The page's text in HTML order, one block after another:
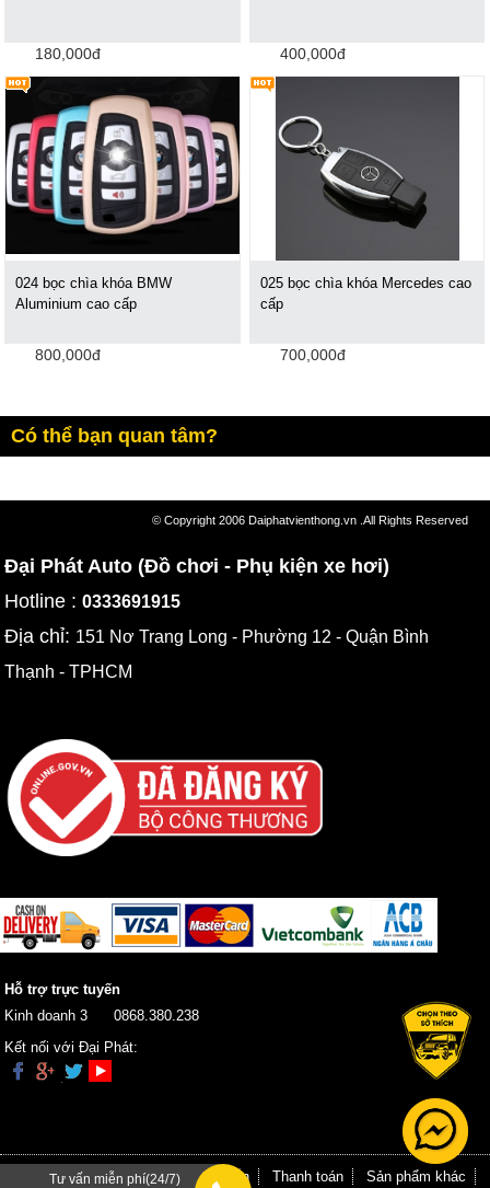
180,000đ 400,000đ
024 bọc chìa khóa BMW
Aluminium cao cấp
800,000đ
025 bọc chìa khóa Mercedes cao
cấp
700,000đ
Có thể bạn quan tâm?
© Copyright 2006 Daiphatvienthong.vn .All Rights Reserved
Đại Phát Auto (Đồ chơi - Phụ kiện xe hơi)
Hotline :0333691915
Địa chỉ: 151 Nơ Trang Long - Phường 12 - Quận Bình
Thạnh - TPHCM
Hỗ trợ trực tuyến
Kinh doanh 3
0868.380.238
Kết nối với Đại Phát:
Trang chủ Giới thiệu Hướng dẫn Thanh toán Sản phẩm khác
Tư vấn miễn phí(24/7)